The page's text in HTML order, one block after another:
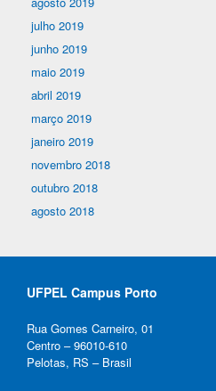
julho 2019
junho 2019
maio 2019
abril 2019
março 2019
janeiro 2019
novembro 2018
outubro 2018
agosto 2018
UFPEL Campus Porto
Rua Gomes Carneiro, 01
Centro – 96010-610
Pelotas, RS – Brasil